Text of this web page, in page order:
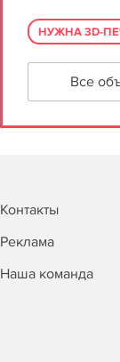
НУЖНА 3D-
Все
Контакты
Реклама
Наша команда